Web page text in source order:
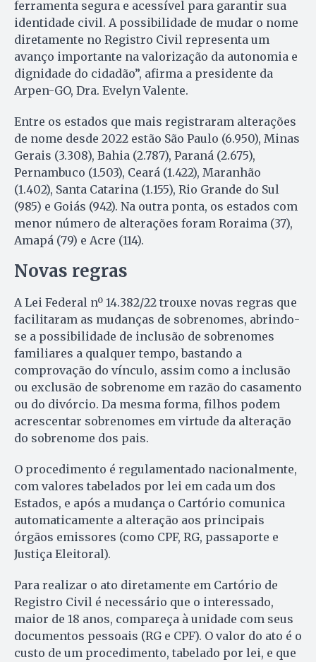
ferramenta segura e acessível para garantir sua
identidade civil. A possibilidade de mudar o nome
diretamente no Registro Civil representa um
avanço importante na valorização da autonomia e
dignidade do cidadão”, afirma a presidente da
Arpen-GO, Dra. Evelyn Valente.
Entre os estados que mais registraram alterações
de nome desde 2022 estão São Paulo (6.950), Minas
Gerais (3.308), Bahia (2.787), Paraná (2.675),
Pernambuco (1.503), Ceará (1.422), Maranhão
(1.402), Santa Catarina (1.155), Rio Grande do Sul
(985) e Goiás (942). Na outra ponta, os estados com
menor número de alterações foram Roraima (37),
Amapá (79) e Acre (114).
Novas regras
A Lei Federal nº 14.382/22 trouxe novas regras que
facilitaram as mudanças de sobrenomes, abrindo-
se a possibilidade de inclusão de sobrenomes
familiares a qualquer tempo, bastando a
comprovação do vínculo, assim como a inclusão
ou exclusão de sobrenome em razão do casamento
ou do divórcio. Da mesma forma, filhos podem
acrescentar sobrenomes em virtude da alteração
do sobrenome dos pais.
O procedimento é regulamentado nacionalmente,
com valores tabelados por lei em cada um dos
Estados, e após a mudança o Cartório comunica
automaticamente a alteração aos principais
órgãos emissores (como CPF, RG, passaporte e
Justiça Eleitoral).
Para realizar o ato diretamente em Cartório de
Registro Civil é necessário que o interessado,
maior de 18 anos, compareça à unidade com seus
documentos pessoais (RG e CPF). O valor do ato é o
custo de um procedimento, tabelado por lei, e que